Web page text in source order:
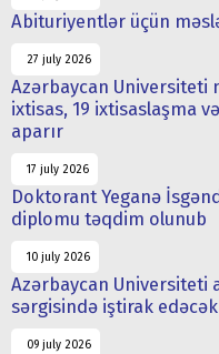
Abituriyentlər üçün
27 july 2026
Azərbaycan Universiteti
ixtisas, 19 ixtisaslaşma
aparır
17 july 2026
Doktorant Yeganə
diplomu təqdim olunub
10 july 2026
Azərbaycan Universiteti
sərgisində iştirak edəcək
09 july 2026